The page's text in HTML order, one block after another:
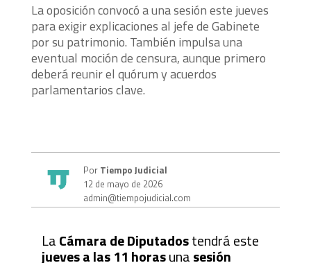
La oposición convocó a una sesión este jueves
para exigir explicaciones al jefe de Gabinete
por su patrimonio. También impulsa una
eventual moción de censura, aunque primero
deberá reunir el quórum y acuerdos
parlamentarios clave.
PorTiempo Judicial
12 de mayo de 2026
admin@tiempojudicial.com
LaCámara de Diputadostendrá este
jueves a las 11 horasunasesión